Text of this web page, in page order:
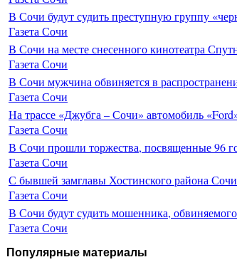
В Сочи будут судить преступную группу
Газета Сочи
В Сочи на месте снесенного кинотеатра
Газета Сочи
В Сочи мужчина обвиняется в
Газета Сочи
На трассе «Джубга – Сочи» автомобиль
Газета Сочи
В Сочи прошли торжества, посвященные 96
Газета Сочи
С бывшей замглавы Хостинского района
Газета Сочи
В Сочи будут судить мошенника,
Газета Сочи
Популярные материалы